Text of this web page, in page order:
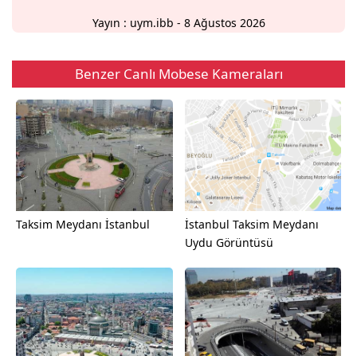
Yayın : uym.ibb - 8 Ağustos 2026
Benzer Canlı Mobese Kameraları
Taksim Meydanı İstanbul
İstanbul Taksim Meydanı
Uydu Görüntüsü